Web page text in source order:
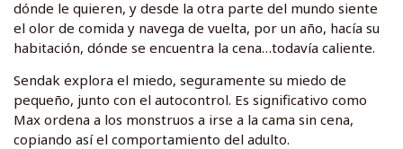
dónde le quieren, y desde la otra parte del mundo siente
el olor de comida y navega de vuelta, por un año, hacía su
habitación, dónde se encuentra la cena…todavía caliente.
Sendak explora el miedo, seguramente su miedo de
pequeño, junto con el autocontrol. Es significativo como
Max ordena a los monstruos a irse a la cama sin cena,
copiando así el comportamiento del adulto.